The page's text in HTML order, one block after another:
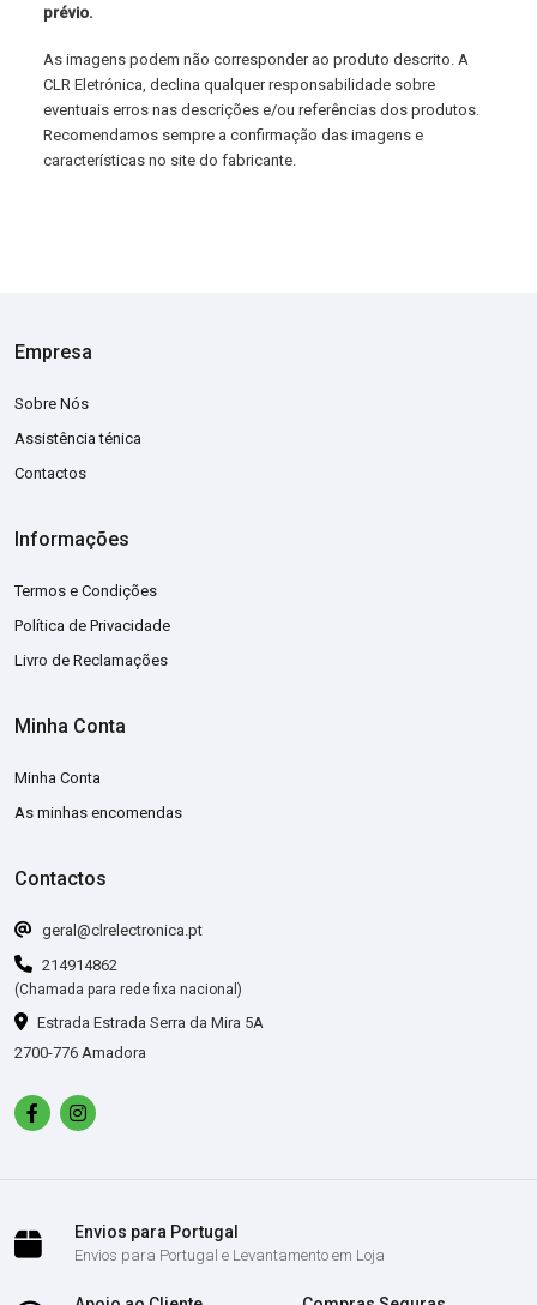
prévio.
As imagens podem não corresponder ao produto descrito. A
CLR Eletrónica, declina qualquer responsabilidade sobre
eventuais erros nas descrições e/ou referências dos produtos.
Recomendamos sempre a confirmação das imagens e
características no site do fabricante.
Empresa
Sobre Nós
Assistência ténica
Contactos
Informações
Termos e Condições
Política de Privacidade
Livro de Reclamações
Minha Conta
Minha Conta
As minhas encomendas
Contactos
geral@clrelectronica.pt
214914862
(Chamada para rede fixa nacional)
Estrada Estrada Serra da Mira 5A
2700-776 Amadora
Envios para Portugal
Envios para Portugal e Levantamento em Loja